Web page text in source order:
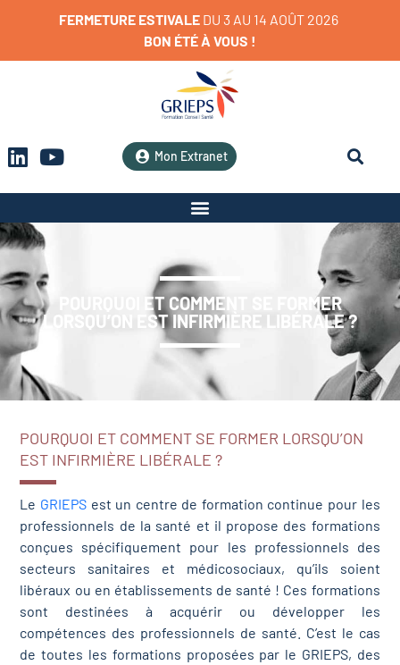
FERMETURE ESTIVALE DU 3 AU 14 AOÛT 2026
BON ÉTÉÀ VOUS !
Mon Extranet
POURQUOI ET COMMENT SE FORMER
LORSQU’ON EST INFIRMIÈRE LIBÉRALE ?
POURQUOI ET COMMENT SE FORMER LORSQU’ON
EST INFIRMIÈRE LIBÉRALE ?
Le GRIEPSest un centre de formation continue pour les
professionnels de la santé et il propose des formations
conçues spécifiquement pour les professionnels des
secteurs sanitaires et médicosociaux, qu’ils soient
libéraux ou en établissements de santé ! Ces formations
sont destinées à acquérir ou développer les
compétences des professionnels de santé. C’est le cas
de toutes les formations proposées par le GRIEPS, des